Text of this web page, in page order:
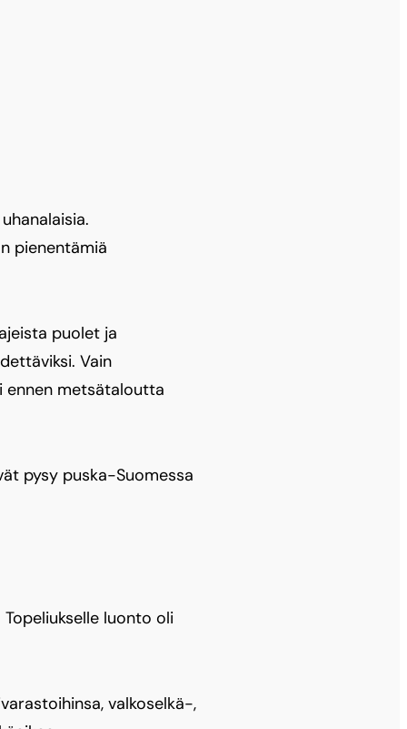
pienentämiä
puolet ja
Vain
ennen metsätaloutta
pysy puska-Suomessa
luonto oli
valkoselkä-,